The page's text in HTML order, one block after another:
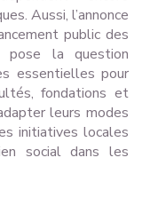
Aussi, l’annonce
public des
la question
essentielles pour
fondations et
leurs modes
initiatives locales
social dans les